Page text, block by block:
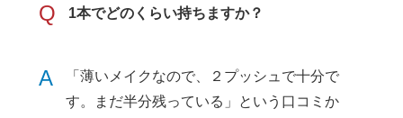
Q 1本でどのくらい持ちますか？
A
「薄いメイクなので、２プッシュで十分で
す。まだ半分残っている」という口コミか